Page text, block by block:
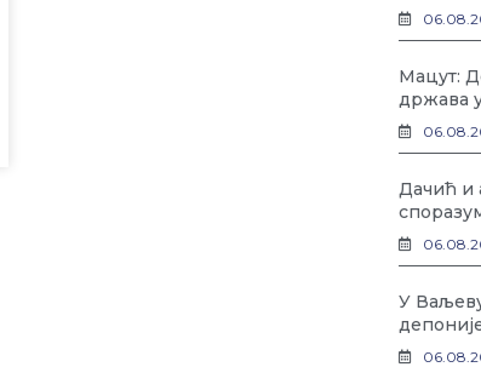
Мацут:
држава
Дачић и
У